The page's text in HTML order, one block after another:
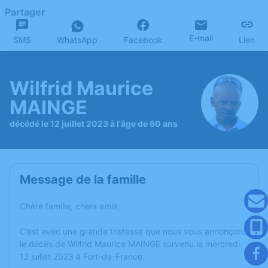
Partager
SMS WhatsApp Facebook E-mail Lien
Wilfrid Maurice
MAINGE
décédé le 12 juillet 2023 à l'âge de 60 ans
Message de la famille
Chère famille, chers amis,
C’est avec une grande tristesse que nous vous annonçons
le décès de Wilfrid Maurice MAINGE survenu le mercredi
12 juillet 2023 à Fort-de-France.